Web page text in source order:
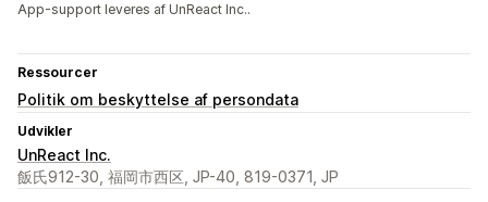
App-support leveres af UnReact Inc..
Ressourcer
Politik om beskyttelse af persondata
Udvikler
UnReact Inc.
飯氏912-30, 福岡市西区, JP-40, 819-0371, JP